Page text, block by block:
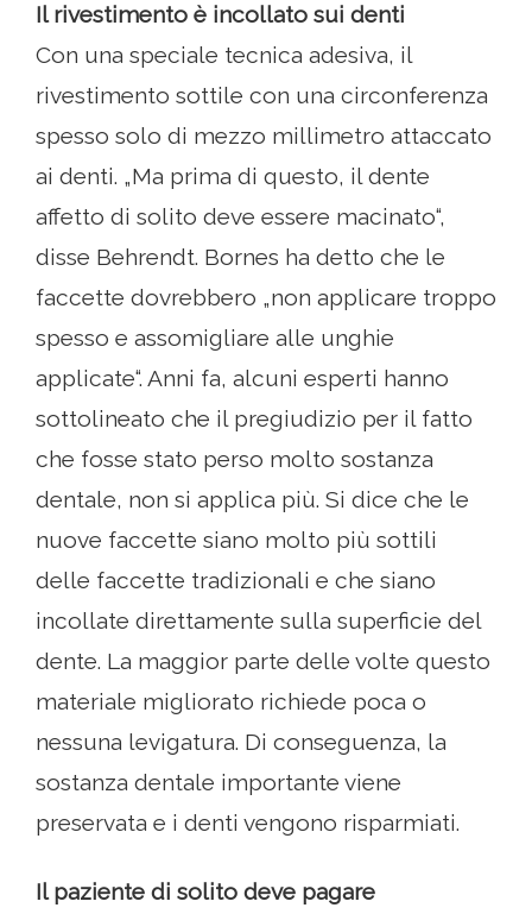
Il rivestimento è incollato sui denti
Con una speciale tecnica adesiva, il
rivestimento sottile con una circonferenza
spesso solo di mezzo millimetro attaccato
ai denti. „Ma prima di questo, il dente
affetto di solito deve essere macinato“,
disse Behrendt. Bornes ha detto che le
faccette dovrebbero „non applicare troppo
spesso e assomigliare alle unghie
applicate“. Anni fa, alcuni esperti hanno
sottolineato che il pregiudizio per il fatto
che fosse stato perso molto sostanza
dentale, non si applica più. Si dice che le
nuove faccette siano molto più sottili
delle faccette tradizionali e che siano
incollate direttamente sulla superficie del
dente. La maggior parte delle volte questo
materiale migliorato richiede poca o
nessuna levigatura. Di conseguenza, la
sostanza dentale importante viene
preservata e i denti vengono risparmiati.
Il paziente di solito deve pagare